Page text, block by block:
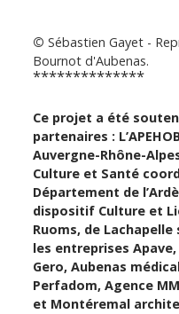
© Sébastien Gayet -
Bournot d'Aubenas.
**************
Ce projet a été
partenaires :
Auvergne-Rhône-
Culture et Santé
Département de
dispositif Culture et
Ruoms, de
les entreprises
Gero, Aubenas
Perfadom, Agence
et Montéremal